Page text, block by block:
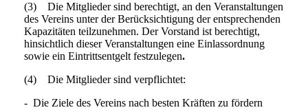
(3) Die Mitglieder sind berechtigt, an den Veranstaltungen
des Vereins unter der Berücksichtigung der entsprechenden
Kapazitäten teilzunehmen. Der Vorstand ist berechtigt,
hinsichtlich dieser Veranstaltungen eine Einlassordnung
sowie ein Eintrittsentgelt festzulegen.
(4) Die Mitglieder sind verpflichtet:
- Die Ziele des Vereins nach besten Kräften zu fördern